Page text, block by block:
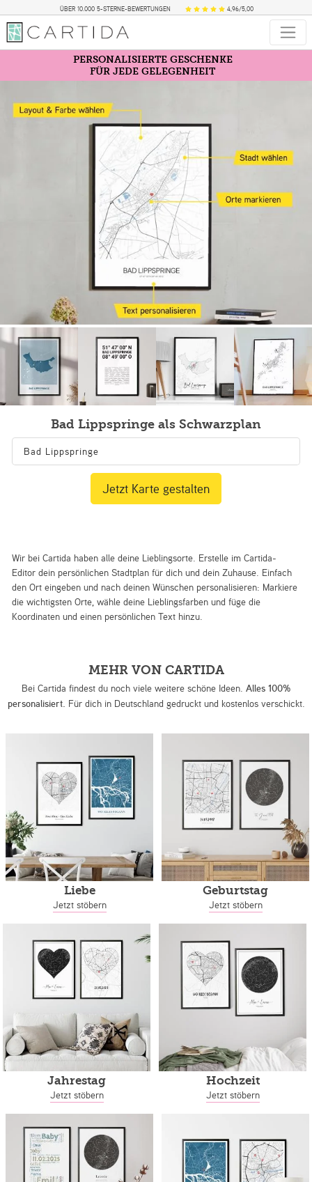
ÜBER 10.000 5-STERNE-BEWERTUNGEN 4,96/5,00
PERSONALISIERTE GESCHENKE
FÜR JEDE GELEGENHEIT
Bad Lippspringe als Schwarzplan
Wir bei Cartida haben alle deine Lieblingsorte. Erstelle im Cartida-
Editor dein persönlichen Stadtplan für dich und dein Zuhause. Einfach
den Ort eingeben und nach deinen Wünschen personalisieren: Markiere
die wichtigsten Orte, wähle deine Lieblingsfarben und füge die
Koordinaten und einen persönlichen Text hinzu.
Jetzt Karte gestalten
MEHR VON CARTIDA
Bei Cartida findest du noch viele weitere schöne Ideen. Alles 100%
personalisiert. Für dich in Deutschland gedruckt und kostenlos verschickt.
Liebe
Jetzt stöbern
Geburtstag
Jetzt stöbern
Jahrestag
Jetzt stöbern
Hochzeit
Jetzt stöbern